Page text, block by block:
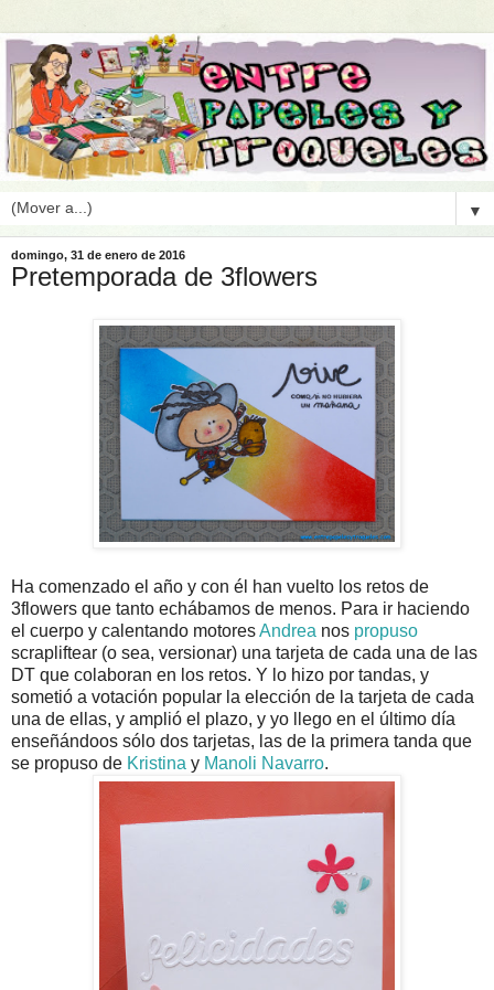
▼
domingo, 31 de enero de 2016
Pretemporada de 3flowers
Ha comenzado el año y con él han vuelto los retos de
3flowers que tanto echábamos de menos. Para ir haciendo
el cuerpo y calentando motoresAndrea nos propuso
scrapliftear (o sea, versionar) una tarjeta de cada una de las
DT que colaboran en los retos. Y lo hizo por tandas, y
sometió a votación popular la elección de la tarjeta de cada
una de ellas, y amplió el plazo, y yo llego en el último día
enseñándoos sólo dos tarjetas, las de la primera tanda que
se propuso de Kristina y Manoli Navarro.